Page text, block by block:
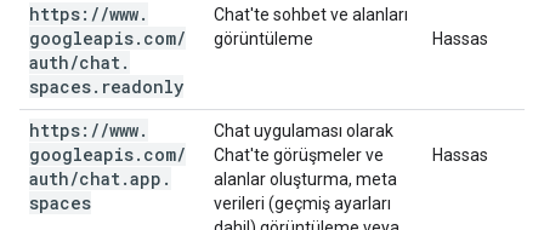
https: //www.
googleapis. com/
auth/chat.
spaces. readonly
Chat'te sohbet ve alanları
görüntüleme
Hassas
https: //www.
googleapis. com/
auth/chat.app .
spaces
Chat uygulaması olarak
Chat'te görüşmeler ve
alanlar oluşturma, meta
verileri (geçmiş ayarları
Hassas